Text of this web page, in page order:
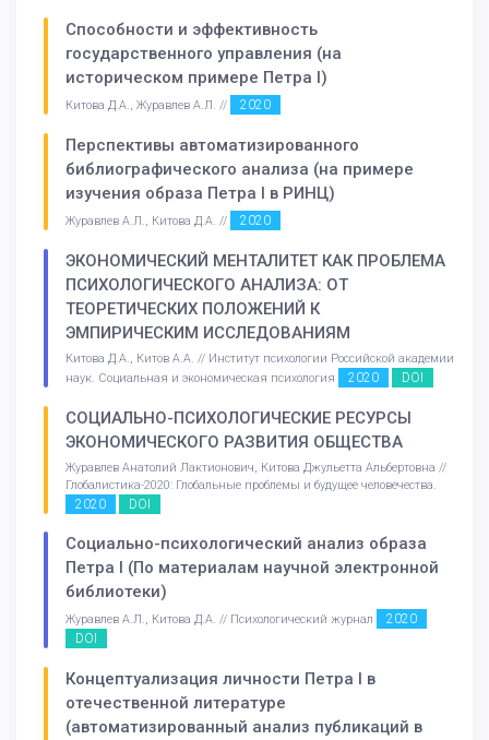
Способности и эффективность
государственного управления (на
историческом примере Петра I)
Китова Д.А., Журавлев А.Л. // 2020
Перспективы автоматизированного
библиографического анализа (на примере
изучения образа Петра I в РИНЦ)
Журавлев А.Л., Китова Д.А. // 2020
ЭКОНОМИЧЕСКИЙ МЕНТАЛИТЕТ КАК ПРОБЛЕМА
ПСИХОЛОГИЧЕСКОГО АНАЛИЗА: ОТ
ТЕОРЕТИЧЕСКИХ ПОЛОЖЕНИЙ К
ЭМПИРИЧЕСКИМ ИССЛЕДОВАНИЯМ
Китова Д.А., Китов А.А. // Институт психологии Российской академии
наук. Социальная и экономическая психология
2020 DOI
СОЦИАЛЬНО-ПСИХОЛОГИЧЕСКИЕ РЕСУРСЫ
ЭКОНОМИЧЕСКОГО РАЗВИТИЯ ОБЩЕСТВА
Журавлев Анатолий Лактионович, Китова Джульетта Альбертовна //
Глобалистика-2020: Глобальные проблемы и будущее человечества.
2020 DOI
Социально-психологический анализ образа
Петра I (По материалам научной электронной
библиотеки)
Журавлев А.Л., Китова Д.А. // Психологический журнал
2020
DOI
Концептуализация личности Петра I в
отечественной литературе
(автоматизированный анализ публикаций в